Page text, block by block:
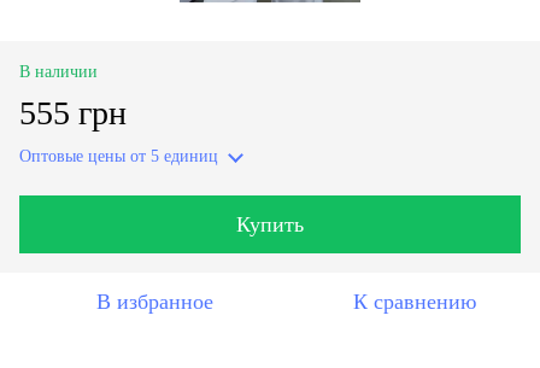
В наличии
555 грн
Оптовые цены от 5 единиц
Купить
В избранное К сравнению